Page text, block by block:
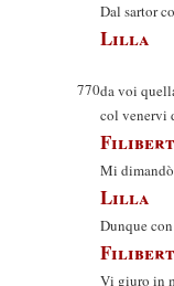
Dal sartor
Lilla
E
770da voi
col venervi
Mi dimandò
Lilla
Dunque
Vi giuro in